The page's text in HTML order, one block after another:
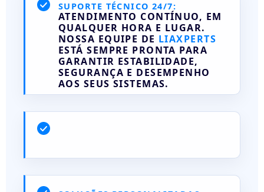
SUPORTE TÉCNICO 24/7:
ATENDIMENTO CONTÍNUO, EM
QUALQUER HORA E LUGAR.
NOSSA EQUIPE DE LIAXPERTS
ESTÁ SEMPRE PRONTA PARA
GARANTIR ESTABILIDADE,
SEGURANÇA E DESEMPENHO
AOS SEUS SISTEMAS.